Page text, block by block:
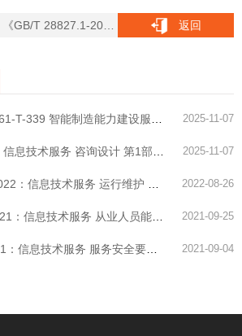
《GB/T 28827.1-2022：信息技术服务 运行维护 第1部分：通用要求》发布 返回
智能制造能力建设服务规范》起草 2025-11-07
务 咨询设计 第1部分：通用要求》进入评审 2025-11-07
术服务 运行维护 第1部分：通用要求》发布 2022-08-26
服务 从业人员能力评价指南 运行维护服务》发布 2021-09-25
息技术服务 服务安全要求》发布 2021-09-04